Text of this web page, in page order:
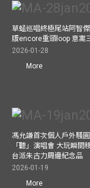
草蜢巡唱終極尾站阿智
版encore重頭loop 意寓
2026-01-28
More
馮允謙首次個人戶外騷
「聽」演唱會 大玩瞬
台派朱古力周邊紀念品
2026-01-19
More